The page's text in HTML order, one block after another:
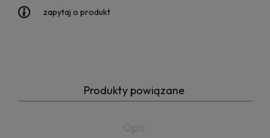
zapytaj o produkt
Produkty powiązane